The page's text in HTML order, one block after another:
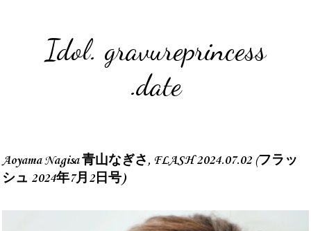
Idol. gravureprincess
.date
Aoyama Nagisa 青山なぎさ, FLASH 2024.07.02 (フラッ
シュ 2024年7月2日号)